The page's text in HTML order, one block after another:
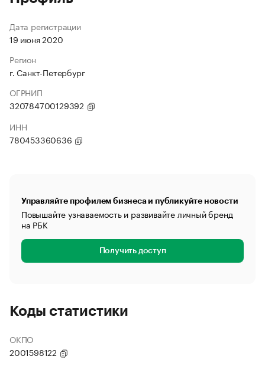
Дата регистрации
19 июня 2020
Регион
г. Санкт-Петербург
ОГРНИП
320784700129392
ИНН
780453360636
Управляйте профилем бизнеса и публикуйте новости
Повышайте узнаваемость и развивайте личный бренд
на РБК
Получить доступ
Коды статистики
ОКПО
2001598122